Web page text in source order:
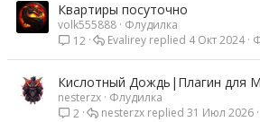
Квартиры посуточно
volk555888 Флудилка
12
4 Окт 2024
Evalirey
Кислотный Дождь|Плагин для
nesterzx Флудилка
2
31 Июл 2026
nesterzx